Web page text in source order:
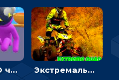
Ловить 3D человечком своего цвета и собирать драгоценности - гиперказуалка Экстремальные пазлы с квадроциклами: собирать крутые тачки